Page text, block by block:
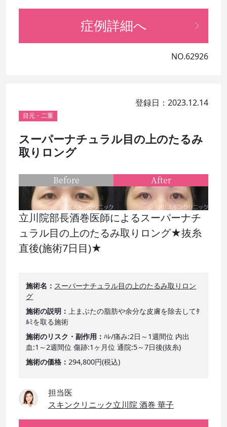
症例詳細へ
NO.62926
登録日：2023.12.14
目元・二重
スーパーナチュラル目の上のたるみ
取りロング
立川院部長酒巻医師によるスーパーナチ
ュラル目の上のたるみ取りロング★抜糸
直後(施術7日目)★
施術名
スーパーナチュラル目の上のたるみ取りロン
グ
施術の説明
上まぶたの脂肪や余分な皮膚を除去してﾀ
ﾙﾐを取る施術
施術のリスク・副作用
ﾊﾚ/痛み:2日～1週間位 内出
血:1～2週間位 傷跡:1ヶ月位 通院:5～7日後(抜糸)
施術の価格
294,800円(税込)
担当医
スキンクリニック立川院 酒巻 華子
Before After